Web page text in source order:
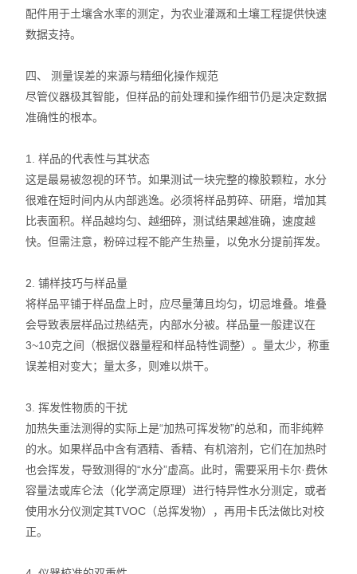
配件用于土壤含水率的测定，为农业灌溉和土壤工程提供快速
数据支持。
四、 测量误差的来源与精细化操作规范
尽管仪器极其智能，但样品的前处理和操作细节仍是决定数据
准确性的根本。
1. 样品的代表性与其状态
这是最易被忽视的环节。如果测试一块完整的橡胶颗粒，水分
很难在短时间内从内部逃逸。必须将样品剪碎、研磨，增加其
比表面积。样品越均匀、越细碎，测试结果越准确，速度越
快。但需注意，粉碎过程不能产生热量，以免水分提前挥发。
2. 铺样技巧与样品量
将样品平铺于样品盘上时，应尽量薄且均匀，切忌堆叠。堆叠
会导致表层样品过热结壳，内部水分被。样品量一般建议在
3~10克之间（根据仪器量程和样品特性调整）。量太少，称重
误差相对变大；量太多，则难以烘干。
3. 挥发性物质的干扰
加热失重法测得的实际上是“加热可挥发物”的总和，而非纯粹
的水。如果样品中含有酒精、香精、有机溶剂，它们在加热时
也会挥发，导致测得的“水分”虚高。此时，需要采用卡尔·费休
容量法或库仑法（化学滴定原理）进行特异性水分测定，或者
使用水分仪测定其TVOC（总挥发物），再用卡氏法做比对校
正。